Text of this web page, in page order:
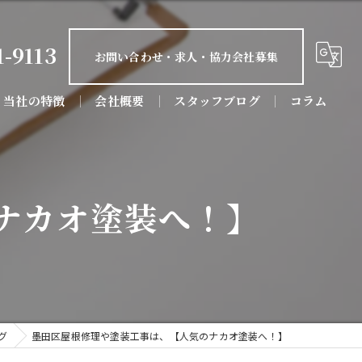
9113 お問い合わせ・求人・協力会社募集
当社の特徴
屋根塗装
屋根工事
会社概要 スタッフブログ コラム
オ塗装へ！】
墨田区屋根修理や塗装工事は、【人気のナカオ塗装へ！】